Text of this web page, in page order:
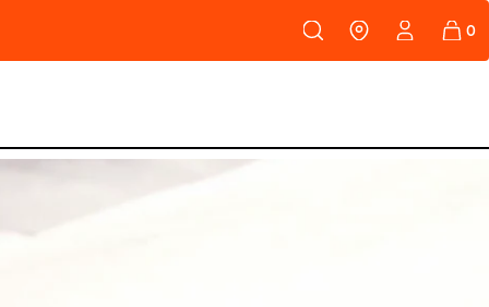
PEAUX